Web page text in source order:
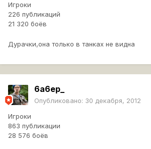
Игроки
226 публикаций
21 320 боёв
Дурачки,она только в танках не видна
6a6ep_
Опубликовано: 30 декабря, 2012
Игроки
863 публикации
28 576 боёв